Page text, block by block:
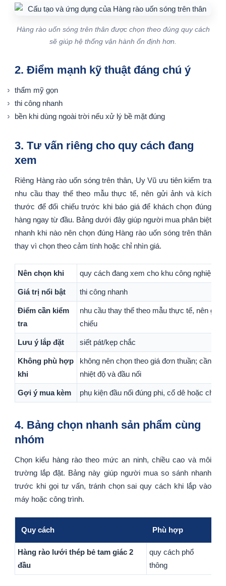
Hàng rào uốn sóng trên thân được chọn theo đúng quy cách
sẽ giúp hệ thống vận hành ổn định hơn.
2. Điểm mạnh kỹ thuật đáng chú ý
thẩm mỹ gọn
thi công nhanh
bền khi dùng ngoài trời nếu xử lý bề mặt đúng
3. Tư vấn riêng cho quy cách đang
xem
Riêng Hàng rào uốn sóng trên thân, Uy Vũ ưu tiên kiểm tra
nhu cầu thay thế theo mẫu thực tế, nên gửi ảnh và kích
thước để đối chiếu trước khi báo giá để khách chọn đúng
hàng ngay từ đầu. Bảng dưới đây giúp người mua phân biệt
nhanh khi nào nên chọn đúng Hàng rào uốn sóng trên thân
thay vì chọn theo cảm tính hoặc chỉ nhìn giá.
Nên chọn khi quy cách đang xem cho khu công nghiệp
Giá trị nổi bật thi công nhanh
Điểm cần kiểm
tra
nhu cầu thay thế theo mẫu thực tế, nên gửi
chiếu
Lưu ý lắp đặt siết pát/kẹp chắc
Không phù hợp
khi
không nên chọn theo giá đơn thuần; cần
nhiệt độ và đầu nối
Gợi ý mua kèm phụ kiện đầu nối đúng phi, cổ dê hoặc chi
4. Bảng chọn nhanh sản phẩm cùng
nhóm
Chọn kiểu hàng rào theo mức an ninh, chiều cao và môi
trường lắp đặt. Bảng này giúp người mua so sánh nhanh
trước khi gọi tư vấn, tránh chọn sai quy cách khi lắp vào
máy hoặc công trình.
Quy cách Phù hợp
Hàng rào lưới thép bẻ tam giác 2
đầu
quy cách phổ
thông